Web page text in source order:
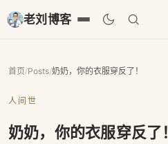
老刘博客
首页/Posts/奶奶，你的衣服穿反了！
人间世
奶奶，你的衣服穿反了！